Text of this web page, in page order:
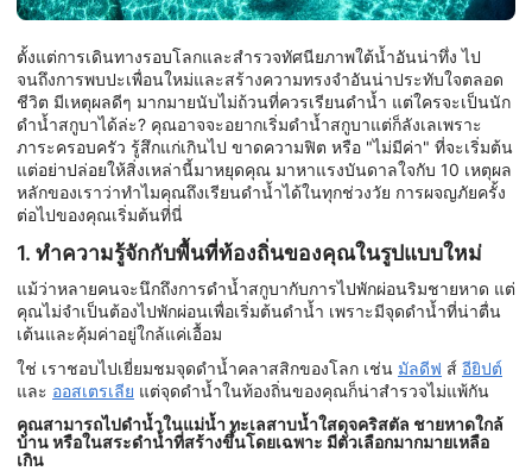
ตั้งแต่การเดินทางรอบโลกและสำรวจทัศนียภาพใต้น้ำอันน่าทึ่ง ไป
จนถึงการพบปะเพื่อนใหม่และสร้างความทรงจำอันน่าประทับใจตลอด
ชีวิต มีเหตุผลดีๆ มากมายนับไม่ถ้วนที่ควรเรียนดำน้ำ แต่ใครจะเป็นนัก
ดำน้ำสกูบาได้ล่ะ? คุณอาจจะอยากเริ่มดำน้ำสกูบาแต่ก็ลังเลเพราะ
ภาระครอบครัว รู้สึกแก่เกินไป ขาดความฟิต หรือ "ไม่มีค่า" ที่จะเริ่มต้น
แต่อย่าปล่อยให้สิ่งเหล่านี้มาหยุดคุณ มาหาแรงบันดาลใจกับ 10 เหตุผล
หลักของเราว่าทำไมคุณถึงเรียนดำน้ำได้ในทุกช่วงวัย การผจญภัยครั้ง
ต่อไปของคุณเริ่มต้นที่นี่
1. ทำความรู้จักกับพื้นที่ท้องถิ่นของคุณในรูปแบบใหม่
แม้ว่าหลายคนจะนึกถึงการดำน้ำสกูบากับการไปพักผ่อนริมชายหาด แต่
คุณไม่จำเป็นต้องไปพักผ่อนเพื่อเริ่มต้นดำน้ำ เพราะมีจุดดำน้ำที่น่าตื่น
เต้นและคุ้มค่าอยู่ใกล้แค่เอื้อม
ใช่ เราชอบไปเยี่ยมชมจุดดำน้ำคลาสสิกของโลก เช่น มัลดีฟ ส์ อียิปต์
และ ออสเตรเลีย แต่จุดดำน้ำในท้องถิ่นของคุณก็น่าสำรวจไม่แพ้กัน
คุณสามารถไปดำน้ำในแม่น้ำ ทะเลสาบน้ำใสดุจคริสตัล ชายหาดใกล้
บ้าน หรือในสระดำน้ำที่สร้างขึ้นโดยเฉพาะ มีตัวเลือกมากมายเหลือ
เกิน